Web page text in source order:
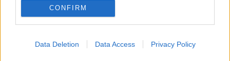
CONFIRM
Data Deletion Data Access Privacy Policy
Προς κάθε τράβελερ του πληκτρολογίου
οποίος τον συνέλαβε. Δεν το έσκασε ο παραβατικός.